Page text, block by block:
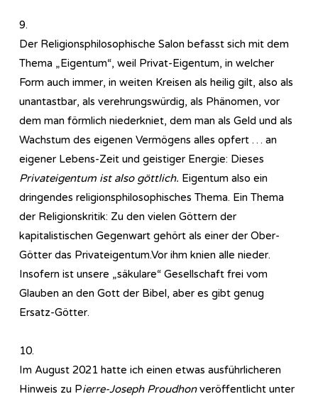
9.
Der Religionsphilosophische Salon befasst sich mit dem
Thema „Eigentum“, weil Privat-Eigentum, in welcher
Form auch immer, in weiten Kreisen als heilig gilt, also als
unantastbar, als verehrungswürdig, als Phänomen, vor
dem man förmlich niederkniet, dem man als Geld und als
Wachstum des eigenen Vermögens alles opfert … an
eigener Lebens-Zeit und geistiger Energie: Dieses
Privateigentum ist also göttlich. Eigentum also ein
dringendes religionsphilosophisches Thema. Ein Thema
der Religionskritik: Zu den vielen Göttern der
kapitalistischen Gegenwart gehört als einer der Ober-
Götter das Privateigentum.Vor ihm knien alle nieder.
Insofern ist unsere „säkulare“ Gesellschaft frei vom
Glauben an den Gott der Bibel, aber es gibt genug
Ersatz-Götter.
10.
Im August 2021 hatte ich einen etwas ausführlicheren
Hinweis zu Pierre-Joseph Proudhonveröffentlicht unter